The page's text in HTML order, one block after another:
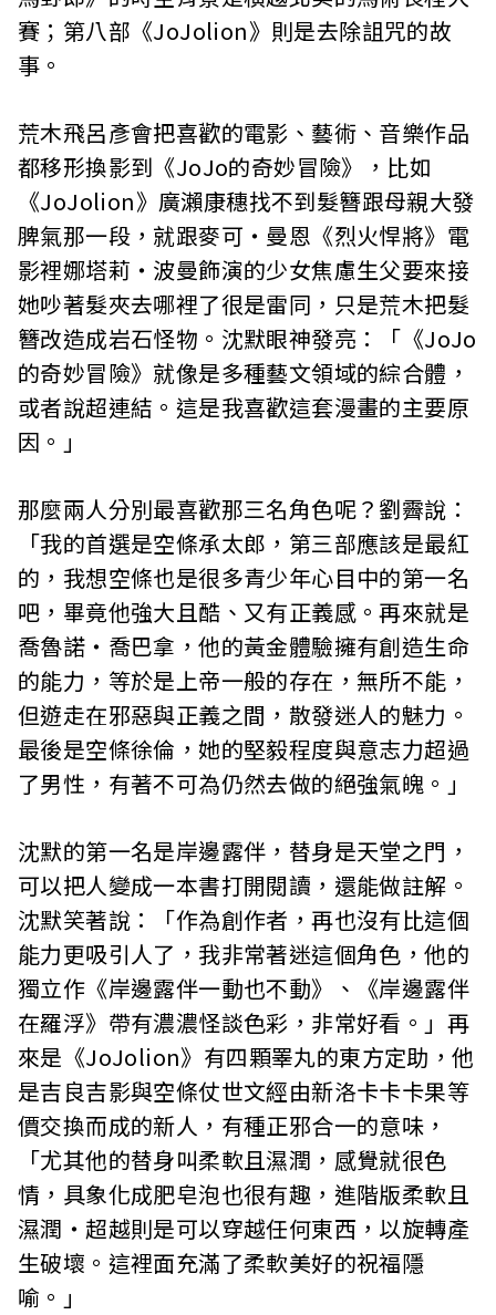
賽；第八部《JoJolion》則是去除詛咒的故
事。
荒木飛呂彥會把喜歡的電影、藝術、音樂作品
都移形換影到《JoJo的奇妙冒險》，比如
《JoJolion》廣瀨康穗找不到髮簪跟母親大發
脾氣那一段，就跟麥可‧曼恩《烈火悍將》電
影裡娜塔莉‧波曼飾演的少女焦慮生父要來接
她吵著髮夾去哪裡了很是雷同，只是荒木把髮
簪改造成岩石怪物。沈默眼神發亮：「《JoJo
的奇妙冒險》就像是多種藝文領域的綜合體，
或者說超連結。這是我喜歡這套漫畫的主要原
因。」
那麼兩人分別最喜歡那三名角色呢？劉霽說：
「我的首選是空條承太郎，第三部應該是最紅
的，我想空條也是很多青少年心目中的第一名
吧，畢竟他強大且酷、又有正義感。再來就是
喬魯諾‧喬巴拿，他的黃金體驗擁有創造生命
的能力，等於是上帝一般的存在，無所不能，
但遊走在邪惡與正義之間，散發迷人的魅力。
最後是空條徐倫，她的堅毅程度與意志力超過
了男性，有著不可為仍然去做的絕強氣魄。」
沈默的第一名是岸邊露伴，替身是天堂之門，
可以把人變成一本書打開閱讀，還能做註解。
沈默笑著說：「作為創作者，再也沒有比這個
能力更吸引人了，我非常著迷這個角色，他的
獨立作《岸邊露伴一動也不動》、《岸邊露伴
在羅浮》帶有濃濃怪談色彩，非常好看。」再
來是《JoJolion》有四顆睪丸的東方定助，他
是吉良吉影與空條仗世文經由新洛卡卡卡果等
價交換而成的新人，有種正邪合一的意味，
「尤其他的替身叫柔軟且濕潤，感覺就很色
情，具象化成肥皂泡也很有趣，進階版柔軟且
濕潤‧超越則是可以穿越任何東西，以旋轉產
生破壞。這裡面充滿了柔軟美好的祝福隱
喻。」